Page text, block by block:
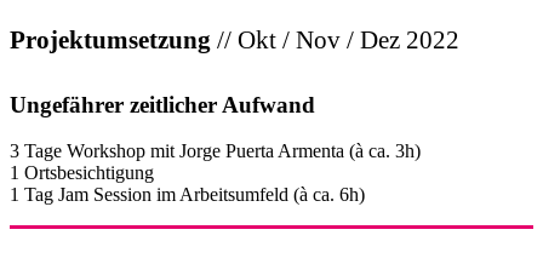
Projektumsetzung // Okt / Nov / Dez 2022
Ungefährer zeitlicher Aufwand
3 Tage Workshop mit Jorge Puerta Armenta (à ca. 3h)
1 Ortsbesichtigung
1 Tag Jam Session im Arbeitsumfeld (à ca. 6h)